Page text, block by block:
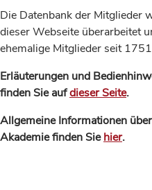
Die Datenbank der Mitglieder
dieser Webseite überarbeitet
ehemalige Mitglieder seit
Erläuterungen und
finden Sie aufdieser Seite.
Allgemeine Informationen
Akademie finden Siehier.